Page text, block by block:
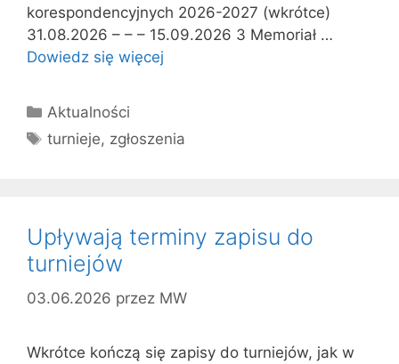
korespondencyjnych 2026-2027 (wkrótce)
31.08.2026 – – – 15.09.2026 3 Memoriał …
Dowiedz się więcej
Kategorie
Aktualności
Tagi
turnieje, zgłoszenia
Upływają terminy zapisu do
turniejów
03.06.2026 przez MW
Wkrótce kończą się zapisy do turniejów, jak w